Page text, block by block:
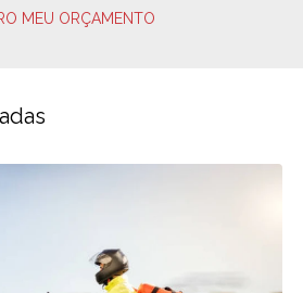
MEU ORÇAMENTO